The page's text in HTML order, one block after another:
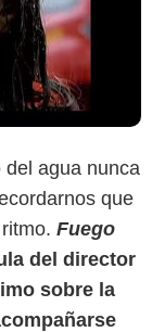
agua nunca
que
Fuego
del director
sobre la